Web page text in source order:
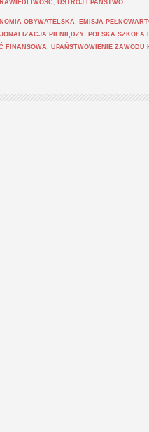
, USTRÓJ I PAŃSTWO
OBYWATELSKA , EMISJA
PIENIĘDZY, POLSKA SZKOŁA
FINANSOWA , UPAŃSTWOWIENIE ZAWODU